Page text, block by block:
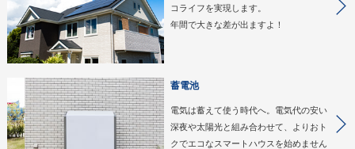
コライフを実現します。
年間で大きな差が出ますよ！
蓄電池
電気は蓄えて使う時代へ。電気代の安い
深夜や太陽光と組み合わせて、よりおト
クでエコなスマートハウスを始めません